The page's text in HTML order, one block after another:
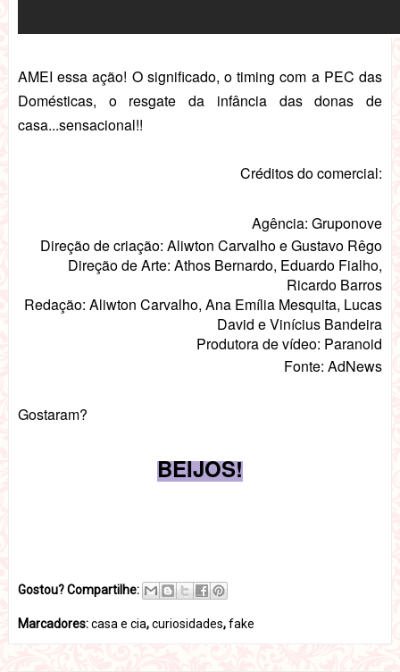
AMEI essa ação! O significado, o timing com a PEC das
Domésticas, o resgate da infância das donas de
casa...sensacional!!
Créditos do comercial:
Agência: Gruponove
Direção de criação: Aliwton Carvalho e Gustavo Rêgo
Direção de Arte: Athos Bernardo, Eduardo Fialho,
Ricardo Barros
Redação: Aliwton Carvalho, Ana Emília Mesquita, Lucas
David e Vinícius Bandeira
Produtora de vídeo: Paranoid
Fonte: AdNews
Gostaram?
BEIJOS!
Gostou? Compartilhe:
Marcadores:casa e cia,curiosidades,fake